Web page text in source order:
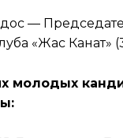
—
«Жас Канат»
молодых